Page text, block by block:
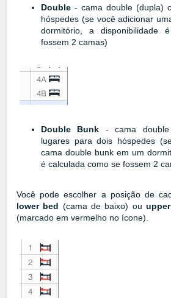
Double - cama double (dupla)
hóspedes (se você adicionar
dormitório, a disponibilidade
fossem 2 camas)
Double Bunk - cama
lugares para dois hóspedes
cama double bunk em um
é calculada como se fossem 2
Você pode escolher a posição de
lower bed (cama de baixo) ou
(marcado em vermelho no ícone).